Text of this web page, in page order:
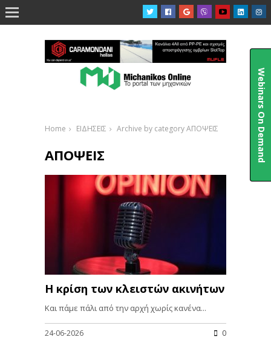

Home ΕΙΔΗΣΕΙΣ Archive by category ΑΠΟΨΕΙΣ
ΑΠΟΨΕΙΣ
Η κρίση των κλειστών ακινήτων
Και πάμε πάλι από την αρχή χωρίς κανένα...
24-06-2026 0
Webinars On Demand